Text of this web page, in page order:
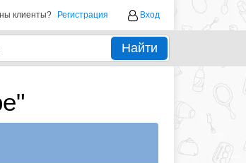
клиенты? Регистрация Вход
Найти